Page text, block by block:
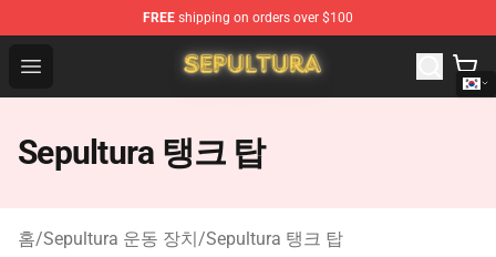
FREE shipping on orders over $100
Open menu
Sepultura Store - Official Sepultura Merchandise Shop
Sepultura 탱크 탑
홈/Sepultura 운동 장치/Sepultura 탱크 탑